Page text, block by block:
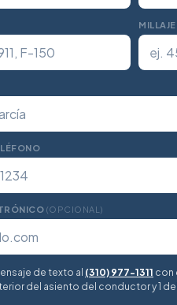
MILLAJE
(OPCIONAL)
de texto al (310) 977-1311 con
del asiento del conductor y 1